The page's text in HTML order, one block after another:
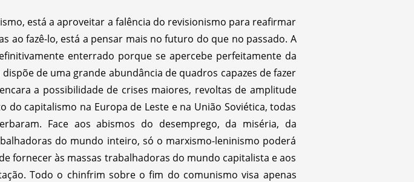
está a aproveitar a falência do revisionismo para reafirmar
ao fazê-lo, está a pensar mais no futuro do que no passado. A
enterrado porque se apercebe perfeitamente da
de uma grande abundância de quadros capazes de fazer
a possibilidade de crises maiores, revoltas de amplitude
capitalismo na Europa de Leste e na União Soviética, todas
Face aos abismos do desemprego, da miséria, da
do mundo inteiro, só o marxismo-leninismo poderá
fornecer às massas trabalhadoras do mundo capitalista e aos
Todo o chinfrim sobre o fim do comunismo visa apenas